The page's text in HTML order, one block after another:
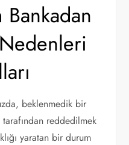
Bankadan
beklenmedik bir
tarafından reddedilmek
yaratan bir durum